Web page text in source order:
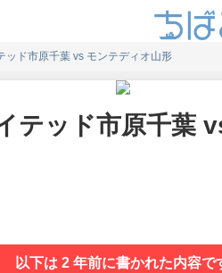
ッド市原千葉 vs モンテディオ山形
ッド市原千葉
以下は 2 年前に書かれた内容で